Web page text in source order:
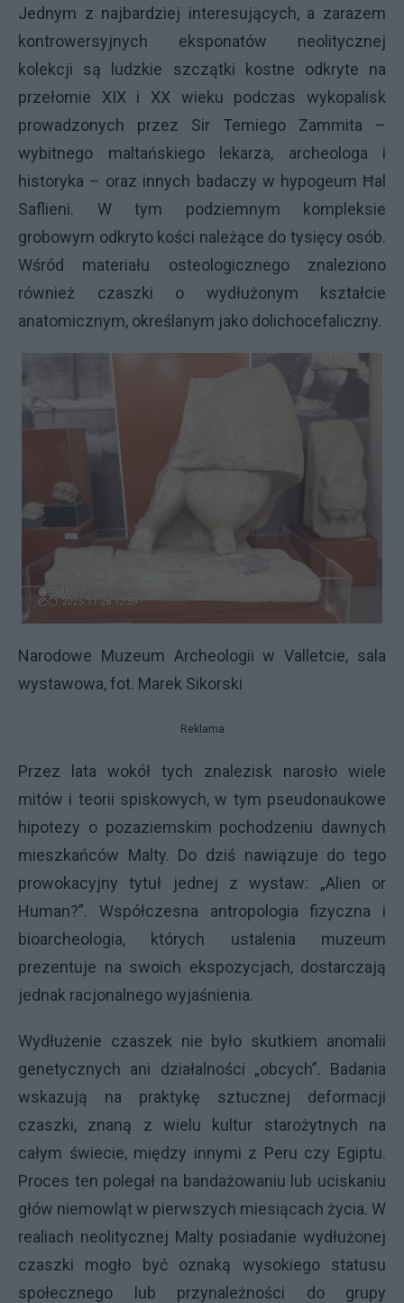
Jednym z najbardziej interesujących, a zarazem
kontrowersyjnych eksponatów neolitycznej
kolekcji są ludzkie szczątki kostne odkryte na
przełomie XIX i XX wieku podczas wykopalisk
prowadzonych przez Sir Temiego Zammita –
wybitnego maltańskiego lekarza, archeologa i
historyka – oraz innych badaczy w hypogeum Ħal
Saflieni. W tym podziemnym kompleksie
grobowym odkryto kości należące do tysięcy osób.
Wśród materiału osteologicznego znaleziono
również czaszki o wydłużonym kształcie
anatomicznym, określanym jako dolichocefaliczny.
Narodowe Muzeum Archeologii w Valletcie, sala
wystawowa, fot. Marek Sikorski
Reklama
Przez lata wokół tych znalezisk narosło wiele
mitów i teorii spiskowych, w tym pseudonaukowe
hipotezy o pozaziemskim pochodzeniu dawnych
mieszkańców Malty. Do dziś nawiązuje do tego
prowokacyjny tytuł jednej z wystaw: „Alien or
Human?”. Współczesna antropologia fizyczna i
bioarcheologia, których ustalenia muzeum
prezentuje na swoich ekspozycjach, dostarczają
jednak racjonalnego wyjaśnienia.
Wydłużenie czaszek nie było skutkiem anomalii
genetycznych ani działalności „obcych”. Badania
wskazują na praktykę sztucznej deformacji
czaszki, znaną z wielu kultur starożytnych na
całym świecie, między innymi z Peru czy Egiptu.
Proces ten polegał na bandażowaniu lub uciskaniu
głów niemowląt w pierwszych miesiącach życia. W
realiach neolitycznej Malty posiadanie wydłużonej
czaszki mogło być oznaką wysokiego statusu
społecznego lub przynależności do grupy